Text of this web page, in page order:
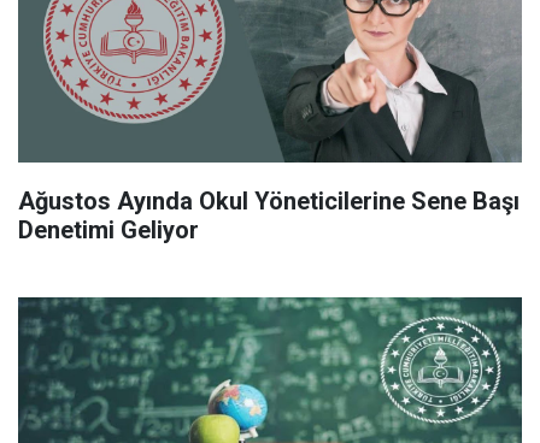
Ağustos Ayında Okul Yöneticilerine Sene Başı
Denetimi Geliyor